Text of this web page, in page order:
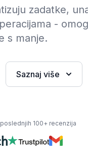
zadatke,
-
s manje.
Saznaj više
100+ recenzija